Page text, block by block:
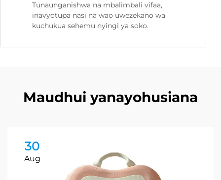
Tunaunganishwa na mbalimbali vifaa,
inavyotupa nasi na wao uwezekano wa
kuchukua sehemu nyingi ya soko.
Maudhui yanayohusiana
30
Aug